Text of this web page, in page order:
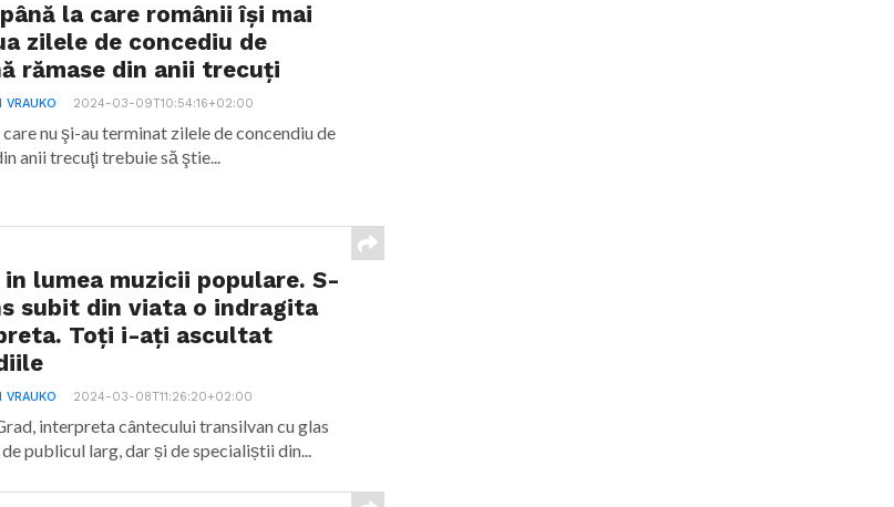
la care românii îşi mai
zilele de concediu de
rămase din anii trecuţi
VRAUKO 2024-03-09T10:54:16+02:00
care nu şi-au terminat zilele de concendiu de
anii trecuţi trebuie să ştie...
in lumea muzicii populare. S-
subit din viata o indragita
Toți i-ați ascultat
VRAUKO 2024-03-08T11:26:20+02:00
interpreta cântecului transilvan cu glas
publicul larg, dar și de specialiștii din...